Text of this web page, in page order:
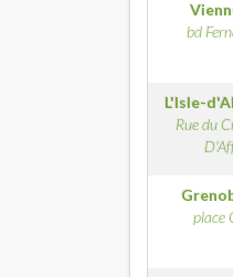
bd
L'Isle-
Rue du
place